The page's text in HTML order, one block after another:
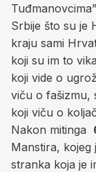
Srbije što su je
kraju sami
koji su im to
koji vide o
viču o fašizmu,
koji viču o
Nakon mitinga
Manstira, kojeg
stranka koja je